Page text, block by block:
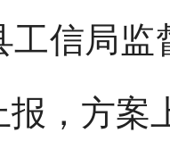
工信局
，方案